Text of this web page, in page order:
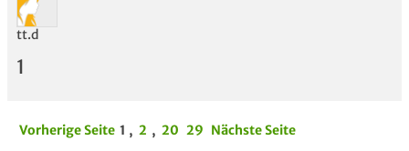
tt.d
1
Vorherige Seite 1 , 2 , 20 29 Nächste Seite